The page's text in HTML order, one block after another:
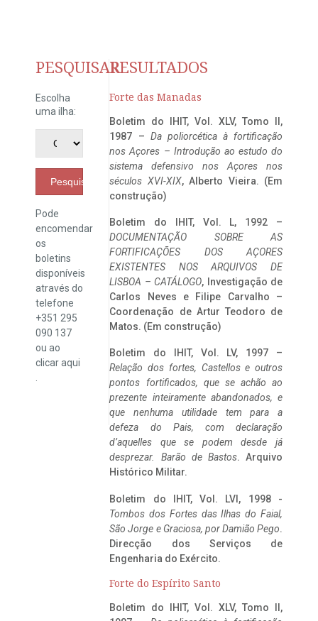
PESQUISAR
Escolha
uma ilha:
Pesquisar
Pode
encomendar
os
boletins
disponíveis
através do
telefone
+351 295
090 137
ou ao
clicaraqui
RESULTADOS
Forte das Manadas
Boletim do IHIT, Vol. XLV, Tomo II,
1987 – Da poliorcética à fortificação
nos Açores – Introdução ao estudo do
sistema defensivo nos Açores nos
séculos XVI-XIX, Alberto Vieira. (Em
construção)
Boletim do IHIT, Vol. L, 1992 –
DOCUMENTAÇÃO SOBRE AS
FORTIFICAÇÕES DOS AÇORES
EXISTENTES NOS ARQUIVOS DE
LISBOA – CATÁLOGO, Investigação de
Carlos Neves e Filipe Carvalho –
Coordenação de Artur Teodoro de
Matos. (Em construção)
Boletim do IHIT, Vol. LV, 1997 –
Relação dos fortes, Castellos e outros
pontos fortificados, que se achão ao
prezente inteiramente abandonados, e
que nenhuma utilidade tem para a
defeza do Pais, com declaração
d’aquelles que se podem desde já
desprezar. Barão de Bastos. Arquivo
Histórico Militar.
Boletim do IHIT, Vol. LVI, 1998 -
Tombos dos Fortes das Ilhas do Faial,
São Jorge e Graciosa, por Damião Pego.
Direcção dos Serviços de
Engenharia do Exército.
Forte do Espírito Santo
Boletim do IHIT, Vol. XLV, Tomo II,